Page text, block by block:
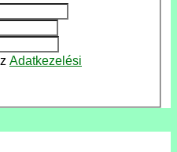
Adatkezelési